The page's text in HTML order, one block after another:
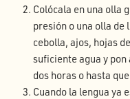
Colócala en una olla
presión o una olla
cebolla, ajos, hojas
suficiente agua y
dos horas o hasta
Cuando la lengua ya